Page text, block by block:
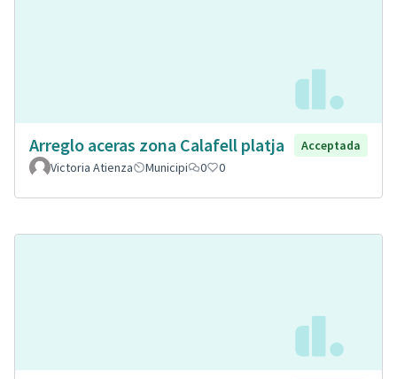
Arreglo aceras zona Calafell platja
Acceptada
Victoria Atienza
Municipi 0 0